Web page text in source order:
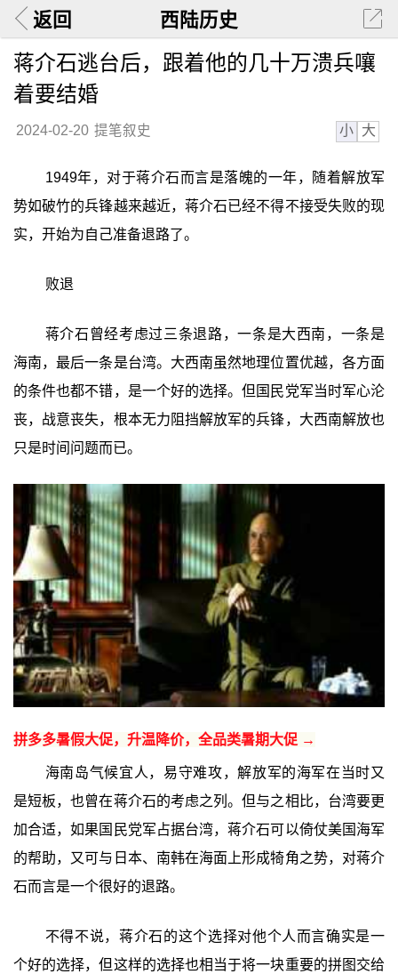
返回 西陆历史
蒋介石逃台后，跟着他的几十万溃兵嚷
着要结婚
2024-02-20 提笔叙史 小 大
1949年，对于蒋介石而言是落魄的一年，随着解放军
势如破竹的兵锋越来越近，蒋介石已经不得不接受失败的现
实，开始为自己准备退路了。
败退
蒋介石曾经考虑过三条退路，一条是大西南，一条是
海南，最后一条是台湾。大西南虽然地理位置优越，各方面
的条件也都不错，是一个好的选择。但国民党军当时军心沦
丧，战意丧失，根本无力阻挡解放军的兵锋，大西南解放也
只是时间问题而已。
拼多多暑假大促，升温降价，全品类暑期大促 →
海南岛气候宜人，易守难攻，解放军的海军在当时又
是短板，也曾在蒋介石的考虑之列。但与之相比，台湾要更
加合适，如果国民党军占据台湾，蒋介石可以倚仗美国海军
的帮助，又可与日本、南韩在海面上形成犄角之势，对蒋介
石而言是一个很好的退路。
不得不说，蒋介石的这个选择对他个人而言确实是一
个好的选择，但这样的选择也相当于将一块重要的拼图交给